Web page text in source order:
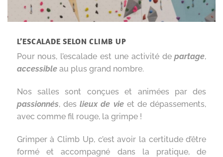
L’ESCALADE SELON CLIMB UP
Pour nous, l’escalade est une activité departage,
accessible au plus grand nombre.
Nos salles sont conçues et animées par des
passionnés, deslieux de vieet de dépassements,
avec comme fil rouge, la grimpe !
Grimper à Climb Up, c’est avoir la certitude d’être
formé et accompagné dans la pratique, de